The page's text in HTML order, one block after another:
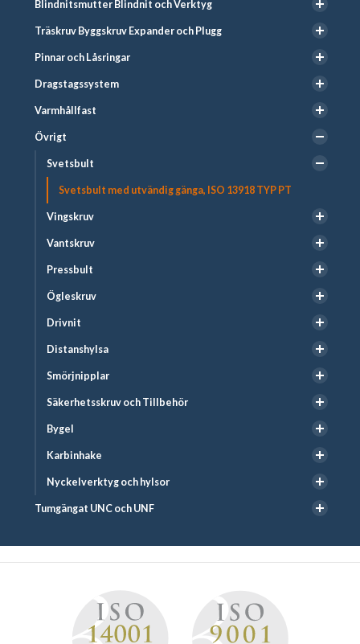
Blindnitsmutter Blindnit och Verktyg
Träskruv Byggskruv Expander och Plugg
Pinnar och Låsringar
Dragstagssystem
Varmhållfast
Övrigt
Svetsbult
Svetsbult med utvändig gänga, ISO 13918 TYP PT
Vingskruv
Vantskruv
Pressbult
Ögleskruv
Drivnit
Distanshylsa
Smörjnipplar
Säkerhetsskruv och Tillbehör
Bygel
Karbinhake
Nyckelverktyg och hylsor
Tumgängat UNC och UNF